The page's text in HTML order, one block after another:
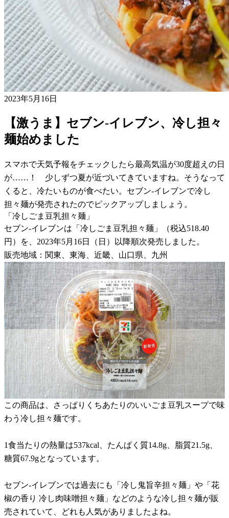
2023年5月16日
【激うま】セブン-イレブン、冷し担々
麺始めました
スマホで天気予報をチェックしたら最高気温が30度超えの日
が……！ 少しずつ夏が近づいてきていますね。そうなって
くると、冷たいものが食べたい。セブン-イレブンで冷し
担々麺が発売されたのでピックアップしましょう。
「冷しごま豆乳担々麺」
セブン-イレブンは「冷しごま豆乳担々麺」（税込518.40
円）を、2023年5月16日（日）以降順次発売しました。
販売地域：関東、東海、近畿、山口県、九州
この商品は、さっぱりくちあたりのいいごま豆乳スープで味
わう冷し担々麺です。
1食当たりの熱量は537kcal、たんぱく質14.8g、脂質21.5g、
糖質67.9gとなっています。
セブン-イレブンでは過去にも「冷し鬼旨辛担々麺」や「花
椒の香り 冷し肉味噌担々麺」などのような冷し担々麺が販
売されていて、どれも人気がありましたよね。